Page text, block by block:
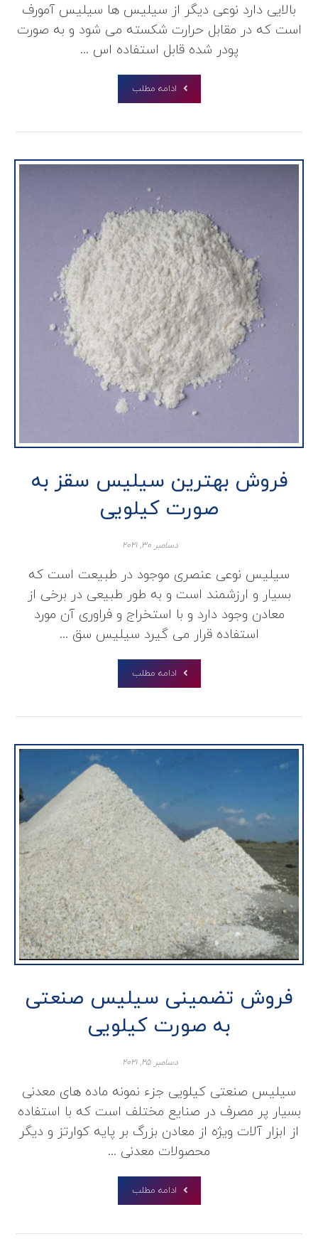
بالایی دارد نوعی دیگر از سیلیس ها سیلیس آمورف
است که در مقابل حرارت شکسته می شود و به صورت
پودر شده قابل استفاده اس ...
ادامه مطلب
فروش بهترین سیلیس سقز به
صورت کیلویی
دسامبر ۳۰, ۲۰۲۱
سیلیس نوعی عنصری موجود در طبیعت است که
بسیار و ارزشمند است و به طور طبیعی در برخی از
معادن وجود دارد و با استخراج و فراوری آن مورد
استفاده قرار می گیرد سیلیس سق ...
ادامه مطلب
فروش تضمینی سیلیس صنعتی
به صورت کیلویی
دسامبر ۲۵, ۲۰۲۱
سیلیس صنعتی کیلویی جزء نمونه ماده های معدنی
بسیار پر مصرف در صنایع مختلف است که با استفاده
از ابزار آلات ویژه از معادن بزرگ بر پایه کوارتز و دیگر
محصولات معدنی ...
ادامه مطلب